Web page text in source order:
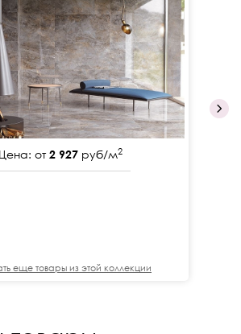
Цена: от2 927 руб/м2
еще товары из этой коллекции